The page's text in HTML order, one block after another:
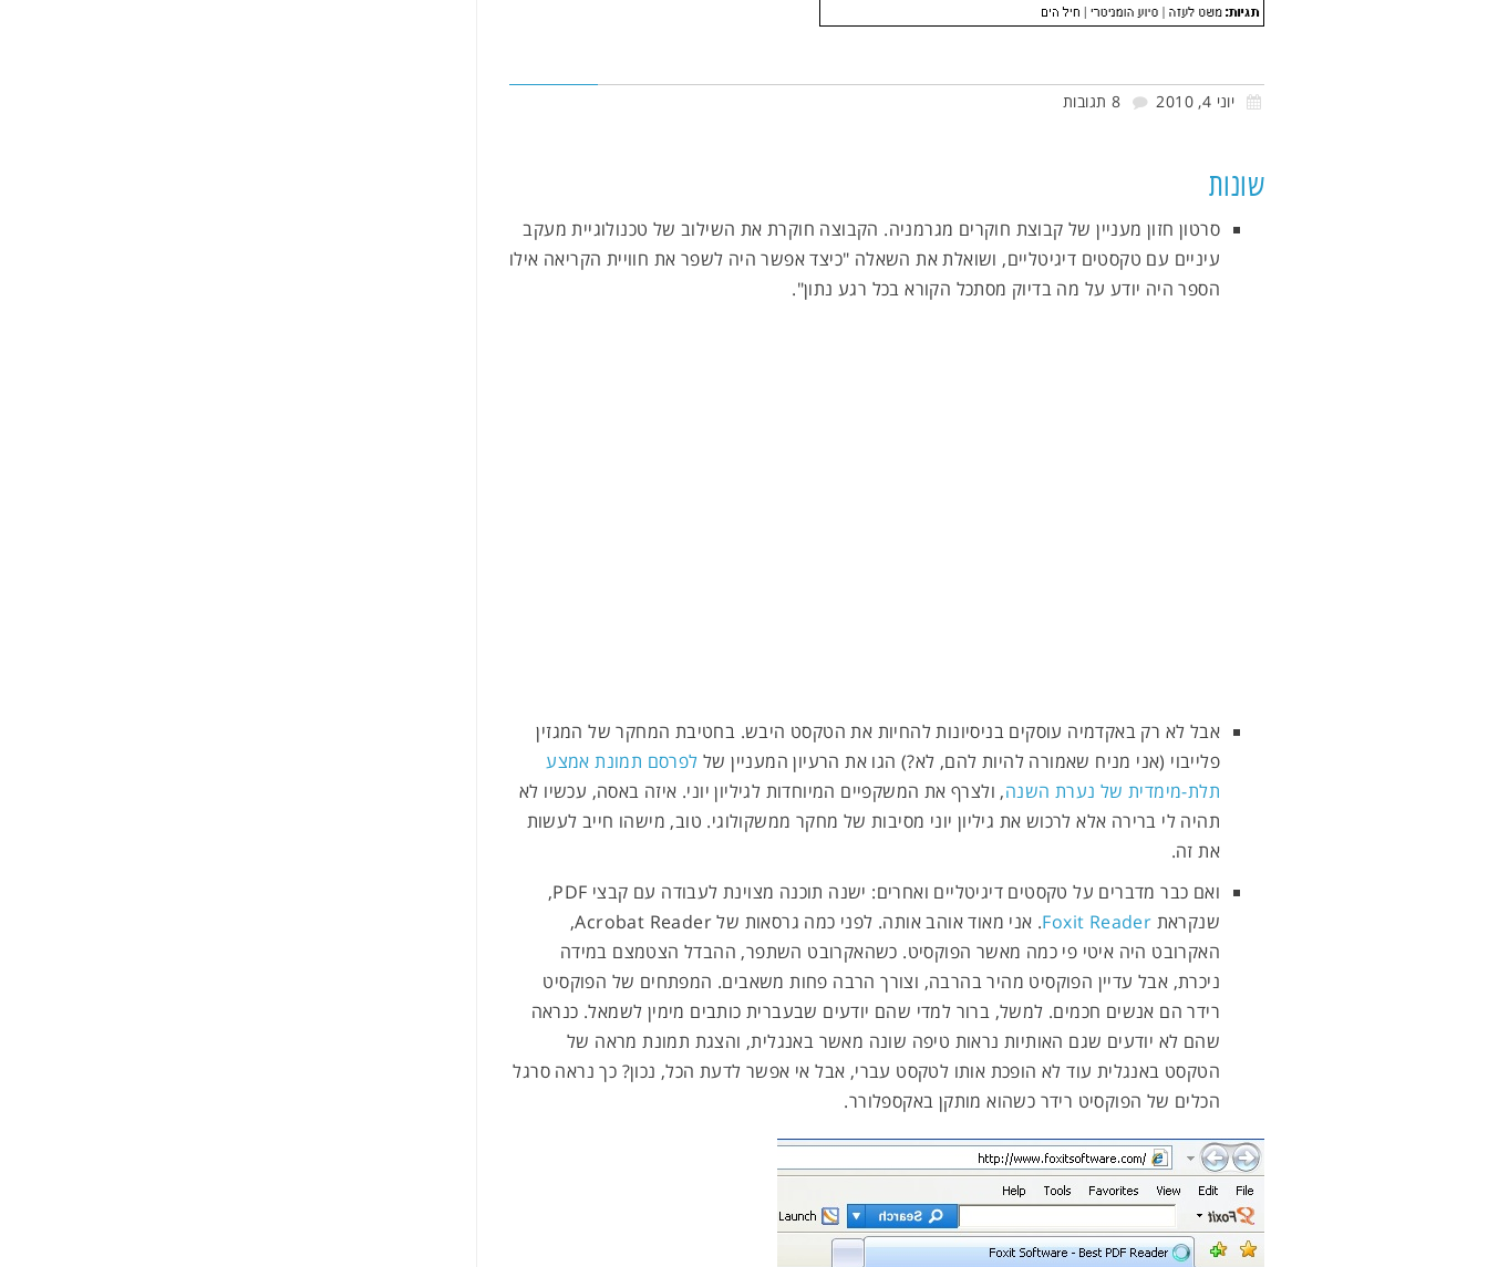
יוני 4, 2010 8 תגובות
שונות
סרטון חזון מעניין של קבוצת חוקרים מגרמניה. הקבוצה חוקרת את השילוב של טכנולוגיית מעקב
עיניים עם טקסטים דיגיטליים, ושואלת את השאלה "כיצד אפשר היה לשפר את חוויית הקריאה אילו
הספר היה יודע על מה בדיוק מסתכל הקורא בכל רגע נתון".
אבל לא רק באקדמיה עוסקים בניסיונות להחיות את הטקסט היבש. בחטיבת המחקר של המגזין
פלייבוי (אני מניח שאמורה להיות להם, לא?) הגו את הרעיון המעניין של לפרסם תמונת אמצע
תלת-מימדית של נערת השנה, ולצרף את המשקפיים המיוחדות לגיליון יוני. איזה באסה, עכשיו לא
תהיה לי ברירה אלא לרכוש את גיליון יוני מסיבות של מחקר ממשקולוגי. טוב, מישהו חייב לעשות
את זה.
ואם כבר מדברים על טקסטים דיגיטליים ואחרים: ישנה תוכנה מצוינת לעבודה עם קבצי PDF,
שנקראת
. אני מאוד אוהב אותה. לפני כמה גרסאות של Acrobat Reader,
האקרובט היה איטי פי כמה מאשר הפוקסיט. כשהאקרובט השתפר, ההבדל הצטמצם במידה
ניכרת, אבל עדיין הפוקסיט מהיר בהרבה, וצורך הרבה פחות משאבים. המפתחים של הפוקסיט
רידר הם אנשים חכמים. למשל, ברור למדי שהם יודעים שבעברית כותבים מימין לשמאל. כנראה
שהם לא יודעים שגם האותיות נראות טיפה שונה מאשר באנגלית, והצגת תמונת מראה של
הטקסט באנגלית עוד לא הופכת אותו לטקסט עברי, אבל אי אפשר לדעת הכל, נכון? כך נראה סרגל
הכלים של הפוקסיט רידר כשהוא מותקן באקספלורר.